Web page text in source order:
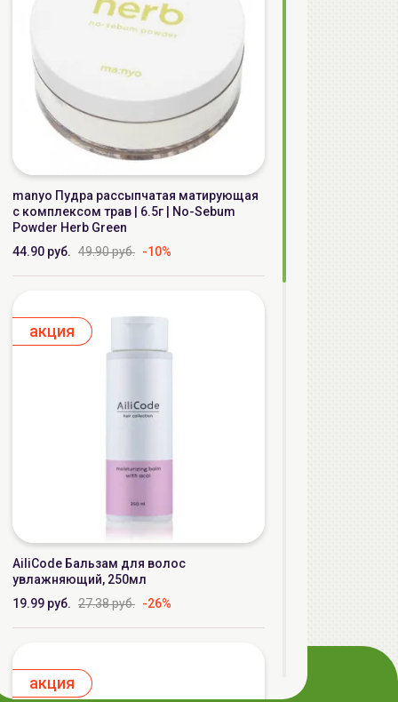
manyo Пудра рассыпчатая матирующая
с комплексом трав | 6.5г | No-Sebum
Powder Herb Green
44.90 руб. 49.90 руб. -10%
aкция
AiliCode Бальзам для волос
увлажняющий, 250мл
19.99 руб. 27.38 руб. -26%
aкция